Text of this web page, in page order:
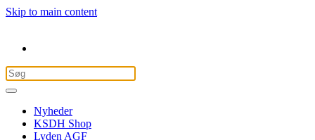
Skip to main content
Nyheder
KSDH Shop
Lyden AGF